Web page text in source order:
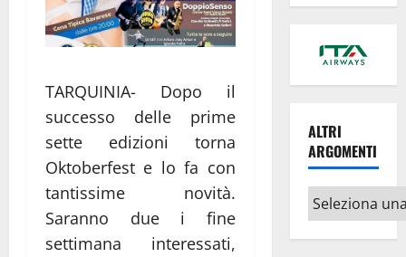
TARQUINIA- Dopo il
successo delle prime
sette edizioni torna
Oktoberfest e lo fa con
tantissime novità.
Saranno due i fine
settimana interessati,
ALTRI
ARGOMENTI
Altri
argomenti